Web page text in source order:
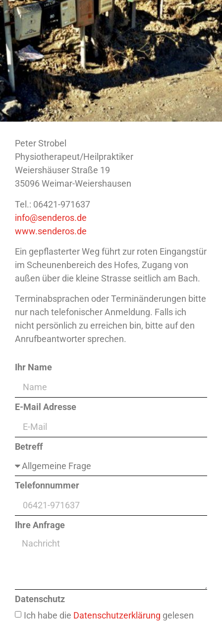
Peter Strobel
Physiotherapeut/Heilpraktiker
Weiershäuser Straße 19
35096 Weimar-Weiershausen
Tel.: 06421-971637
info@senderos.de
www.senderos.de
Ein gepflasterter Weg führt zur roten Eingangstür
im Scheunenbereich des Hofes, Zugang von
außen über die kleine Strasse seitlich am Bach.
Terminabsprachen oder Terminänderungen bitte
nur nach telefonischer Anmeldung. Falls ich
nicht persönlich zu erreichen bin, bitte auf den
Anrufbeantworter sprechen.
Ihr Name
E-Mail Adresse
Betreff
Telefonnummer
Ihre Anfrage
Datenschutz
Ich habe die Datenschutzerklärung gelesen